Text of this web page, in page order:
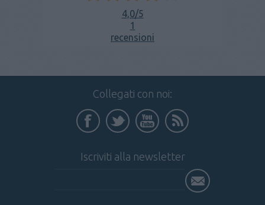
4,0/5
1
recensioni
Collegati con noi:
Iscriviti alla newsletter